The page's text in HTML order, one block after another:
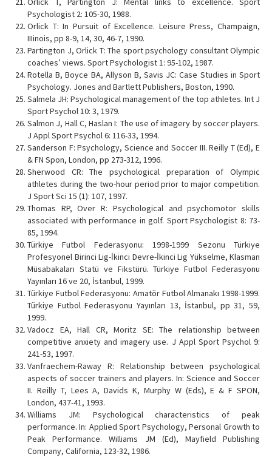
Psychologist 2: 105-30, 1988.
Orlick T: In Pursuit of Excellence. Leisure Press, Champaign,
IIIinois, pp 8-9, 14, 30, 46-7, 1990.
Partington J, Orlick T: The sport psychology consultant Olympic
coaches’ views. Sport Psychologist 1: 95-102, 1987.
Rotella B, Boyce BA, Allyson B, Savis JC: Case Studies in Sport
Psychology. Jones and Bartlett Publishers, Boston, 1990.
Salmela JH: Psychological management of the top athletes. Int J
Sport Psychol 10: 3, 1979.
Salmon J, Hall C, Haslan I: The use of imagery by soccer players.
J Appl Sport Psychol 6: 116-33, 1994.
Sanderson F: Psychology, Science and Soccer III. Reilly T (Ed), E
& FN Spon, London, pp 273-312, 1996.
Sherwood CR: The psychological preparation of Olympic
athletes during the two-hour period prior to major competition.
J Sport Sci 15 (1): 107, 1997.
Thomas RP, Over R: Psychological and psychomotor skills
associated with performance in golf. Sport Psychologist 8: 73-
85, 1994.
Türkiye Futbol Federasyonu: 1998-1999 Sezonu Türkiye
Profesyonel Birinci Lig-İkinci Devre-İkinci Lig Yükselme, Klasman
Müsabakaları Statü ve Fikstürü. Türkiye Futbol Federasyonu
Yayınları 16 ve 20, İstanbul, 1999.
Türkiye Futbol Federasyonu: Amatör Futbol Almanakı 1998-1999.
Türkiye Futbol Federasyonu Yayınları 13, İstanbul, pp 31, 59,
1999.
Vadocz EA, Hall CR, Moritz SE: The relationship between
competitive anxiety and imagery use. J Appl Sport Psychol 9:
241-53, 1997.
Vanfraechem-Raway R: Relationship between psychological
aspects of soccer trainers and players. In: Science and Soccer
II. Reilly T, Lees A, Davids K, Murphy W (Eds), E & F SPON,
London, 437-41, 1993.
Williams JM: Psychological characteristics of peak
performance. In: Applied Sport Psychology, Personal Growth to
Peak Performance. Williams JM (Ed), Mayfield Publishing
Company, California, 123-32, 1986.